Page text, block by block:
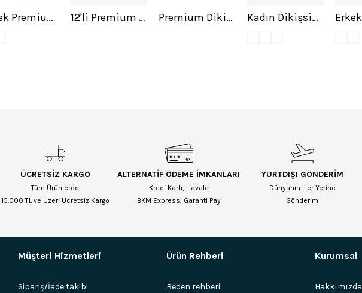
Erkek Premium Dikişsiz Roll Top Lastiksiz 12'li Bambu Çorap Asorti 12'li Premium Görünmez Bambu Kısa Patik Çorap Karışık Premium Dikişsiz Erkek Bambu Soket Çorap 7'li Kadın Dikişsiz Modal Görünmez 12'li Asortili Çorap
ÜCRETSİZ KARGO
Tüm Ürünlerde
15.000 TL ve Üzeri Ücretsiz Kargo
ALTERNATİF ÖDEME İMKANLARI
Kredi Kartı, Havale
BKM Express, Garanti Pay
YURTDIŞI GÖNDERİM
Dünyanın Her Yerine
Gönderim
Müşteri Hizmetleri
Sipariş/İade takibi
Ürün Rehberi
Beden rehberi
Kurumsal
Hakkımızda